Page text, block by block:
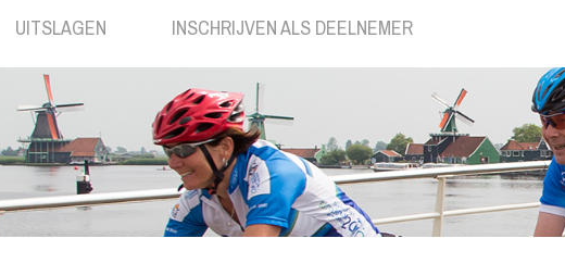
UITSLAGEN INSCHRIJVEN ALS DEELNEMER